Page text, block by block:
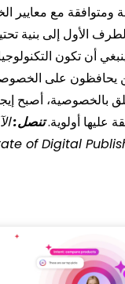
ومتوافقة مع معايير
الأول إلى بنية
أن تكون
يحافظون على
بالخصوصية، أصبح
عليها أولوية.تنصل: